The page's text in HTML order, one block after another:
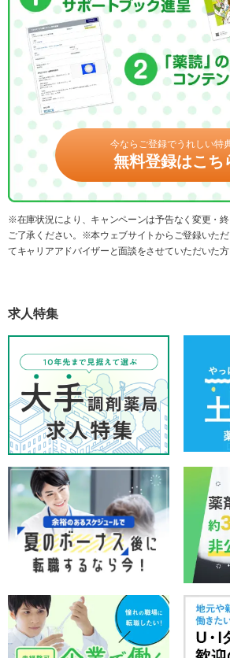
今ならご登録でうれしい特
無料登録はこち
※在庫状況により、キャンペーンは予告なく変更・終
ご了承ください。※本ウェブサイトからご登録いた
てキャリアアドバイザーと面談をさせていただいた方
求人特集